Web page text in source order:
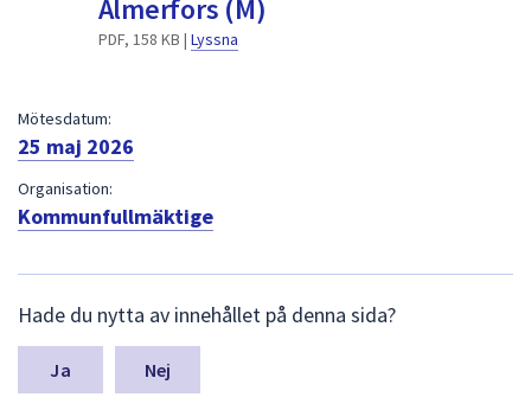
Almerfors (M)
PDF, 158 KB | Lyssna
Mötesdatum:
25 maj 2026
Organisation:
Kommunfullmäktige
ä
m
a
Hade du nytta av innehållet på denna sida?
Nej